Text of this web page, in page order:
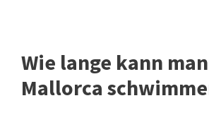
Wie lange kann
Mallorca